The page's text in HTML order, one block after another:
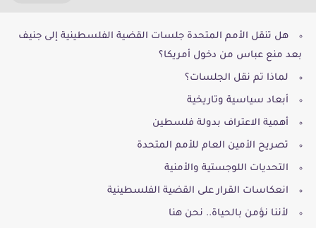
هل تنقل الأمم المتحدة جلسات القضية الفلسطينية إلى جنيف
بعد منع عباس من دخول أمريكا؟
لماذا تم نقل الجلسات؟
أبعاد سياسية وتاريخية
أهمية الاعتراف بدولة فلسطين
تصريح الأمين العام للأمم المتحدة
التحديات اللوجستية والأمنية
انعكاسات القرار على القضية الفلسطينية
لأننا نؤمن بالحياة.. نحن هنا